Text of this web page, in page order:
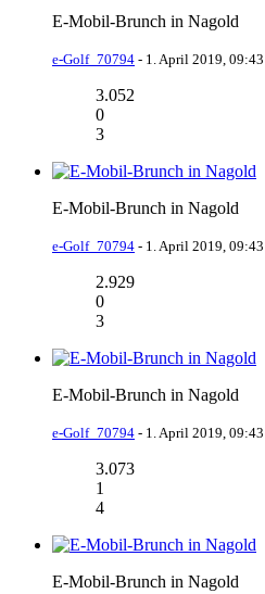
E-Mobil-Brunch in Nagold
e-Golf_70794 - 1. April 2019, 09:43
3.052
0
3
E-Mobil-Brunch in Nagold
e-Golf_70794 - 1. April 2019, 09:43
2.929
0
3
E-Mobil-Brunch in Nagold
e-Golf_70794 - 1. April 2019, 09:43
3.073
1
4
E-Mobil-Brunch in Nagold